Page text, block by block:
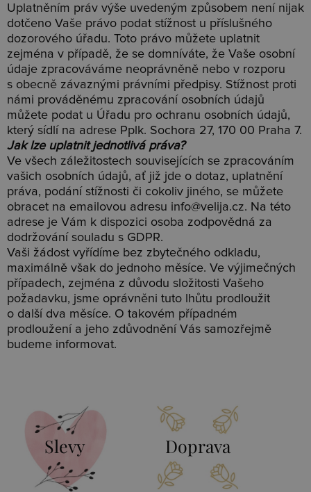
Uplatněním práv výše uvedeným způsobem není nijak
dotčeno Vaše právo podat stížnost u příslušného
dozorového úřadu. Toto právo můžete uplatnit
zejména v případě, že se domníváte, že Vaše osobní
údaje zpracováváme neoprávněně nebo v rozporu
s obecně závaznými právními předpisy. Stížnost proti
námi prováděnému zpracování osobních údajů
můžete podat u Úřadu pro ochranu osobních údajů,
který sídlí na adrese Pplk. Sochora 27, 170 00 Praha 7.
Jak lze uplatnit jednotlivá práva?
Ve všech záležitostech souvisejících se zpracováním
vašich osobních údajů, ať již jde o dotaz, uplatnění
práva, podání stížnosti či cokoliv jiného, se můžete
obracet na emailovou adresu info@velija.cz. Na této
adrese je Vám k dispozici osoba zodpovědná za
dodržování souladu s GDPR.
Vaši žádost vyřídíme bez zbytečného odkladu,
maximálně však do jednoho měsíce. Ve výjimečných
případech, zejména z důvodu složitosti Vašeho
požadavku, jsme oprávněni tuto lhůtu prodloužit
o další dva měsíce. O takovém případném
prodloužení a jeho zdůvodnění Vás samozřejmě
budeme informovat.
Slevy Doprava